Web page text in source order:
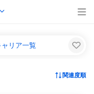
リア一覧
関連度順